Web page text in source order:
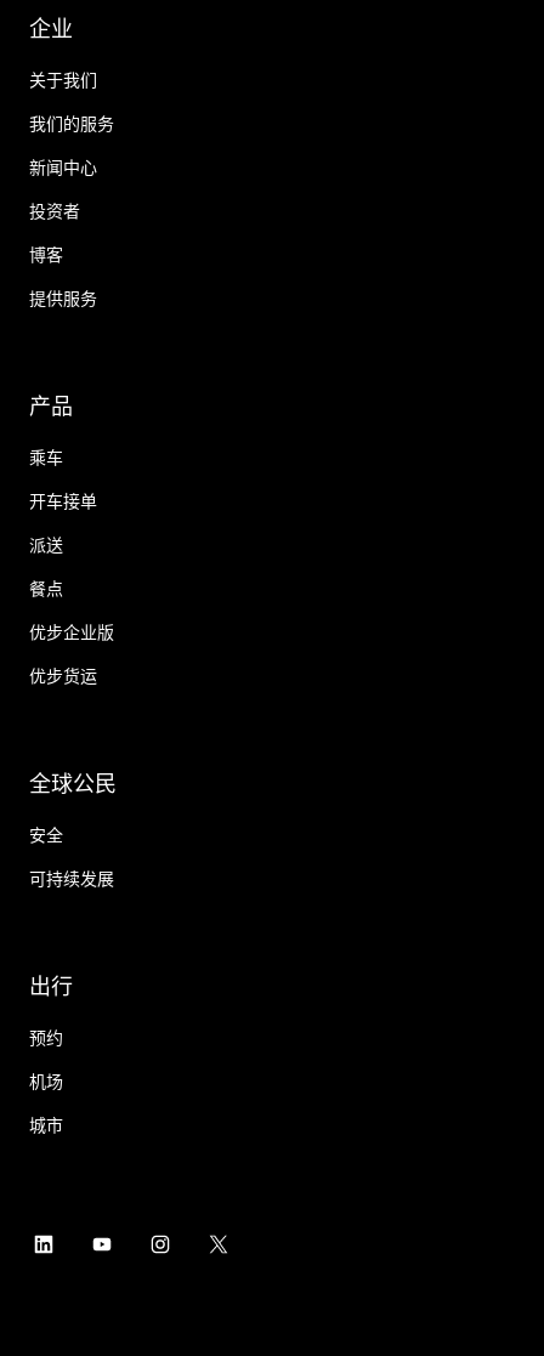
企业
关于我们
我们的服务
新闻中心
投资者
博客
提供服务
产品
乘车
开车接单
派送
餐点
优步企业版
优步货运
全球公民
安全
可持续发展
出行
预约
机场
城市